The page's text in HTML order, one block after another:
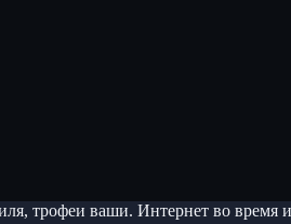
трофеи ваши. Интернет во